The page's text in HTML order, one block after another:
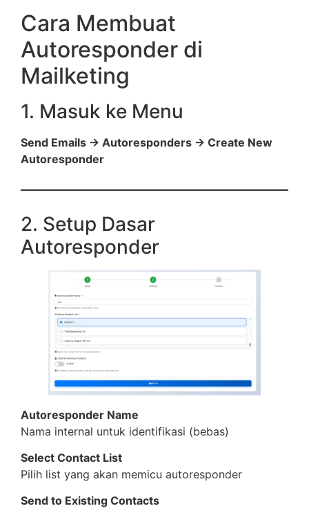
Cara Membuat
Autoresponder di
Mailketing
1. Masuk ke Menu
Send Emails → Autoresponders → Create New
Autoresponder
2. Setup Dasar
Autoresponder
Autoresponder Name
Nama internal untuk identifikasi (bebas)
Select Contact List
Pilih list yang akan memicu autoresponder
Send to Existing Contacts